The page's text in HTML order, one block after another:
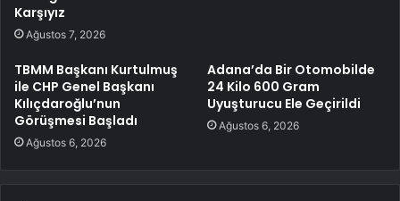
Karşıyız
Ağustos 7, 2026
TBMM Başkanı Kurtulmuş
ile CHP Genel Başkanı
Kılıçdaroğlu’nun
Görüşmesi Başladı
Ağustos 6, 2026
Adana’da Bir Otomobilde
24 Kilo 600 Gram
Uyuşturucu Ele Geçirildi
Ağustos 6, 2026